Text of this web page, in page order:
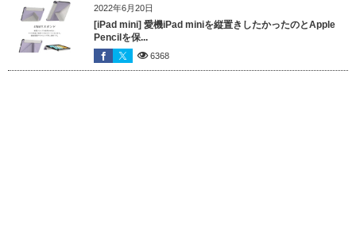
2022年6月20日
[iPad mini] 愛機iPad miniを縦置きしたかったのとApple
Pencilを保...
6368